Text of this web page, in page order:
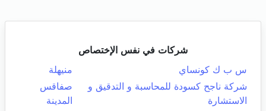
شركات في نفس الإختصاص
س ب ك كونساي
منيهلة
شركة ناجح كسودة للمحاسبة و التدقيق و
الاستشارة
صفاقس
المدينة